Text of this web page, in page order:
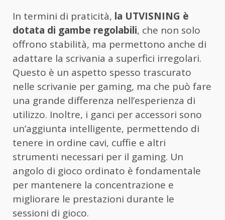
In termini di praticità, la UTVISNING è
dotata di gambe regolabili, che non solo
offrono stabilità, ma permettono anche di
adattare la scrivania a superfici irregolari.
Questo è un aspetto spesso trascurato
nelle scrivanie per gaming, ma che può fare
una grande differenza nell’esperienza di
utilizzo. Inoltre, i ganci per accessori sono
un’aggiunta intelligente, permettendo di
tenere in ordine cavi, cuffie e altri
strumenti necessari per il gaming. Un
angolo di gioco ordinato è fondamentale
per mantenere la concentrazione e
migliorare le prestazioni durante le
sessioni di gioco.